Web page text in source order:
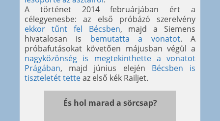
A történet 2014 februárjában ért a
célegyenesbe: az első próbázó szerelvény
ekkor tűnt fel Bécsben, majd a Siemens
hivatalosan is bemutatta a vonatot. A
próbafutásokat követően májusban végül a
nagyközönség is megtekinthette a vonatot
Prágában, majd június elején Bécsben is
tiszteletét tetteaz első kék Railjet.
És hol marad a sörcsap?